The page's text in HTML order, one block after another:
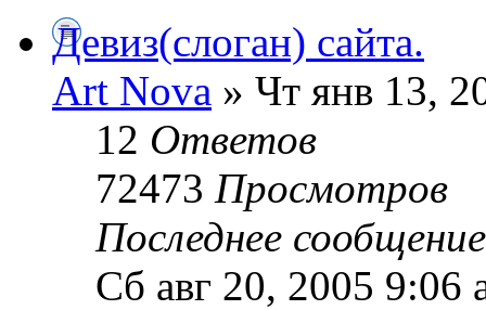
Девиз(слоган) сайта.
Art Nova » Чт янв 13,
12 Ответов
72473 Просмотров
Последнее
Сб авг 20, 2005 9:06